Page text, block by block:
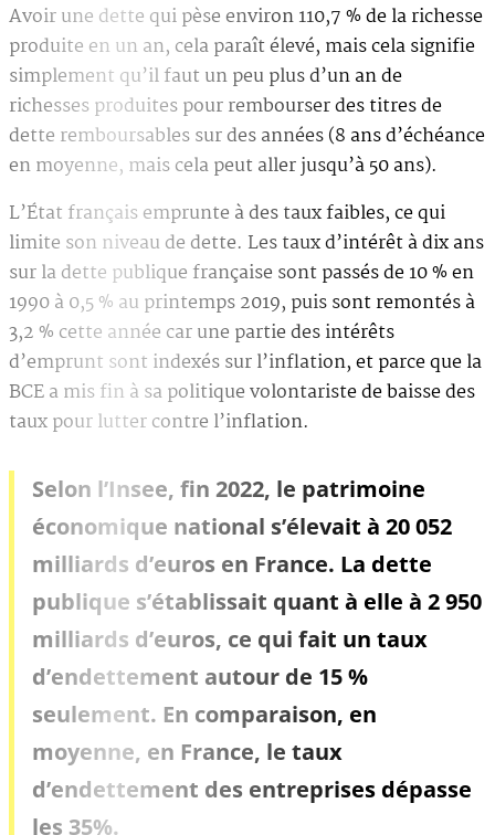
Avoir une dette qui pèse environ 110,7 % de la richesse
produite en un an, cela paraît élevé, mais cela signifie
simplement qu’il faut un peu plus d’un an de
richesses produites pour rembourser des titres de
dette remboursables sur des années (8 ans d’échéance
en moyenne, mais cela peut aller jusqu’à 50 ans).
L’État français emprunte à des taux faibles, ce qui
limite son niveau de dette. Les taux d’intérêt à dix ans
sur la dette publique française sont passés de 10 % en
1990 à 0,5 % au printemps 2019, puis sont remontés à
3,2 % cette année car une partie des intérêts
d’emprunt sont indexés sur l’inflation, et parce que la
BCE a mis fin à sa politique volontariste de baisse des
taux pour lutter contre l’inflation.
Selon l’Insee, fin 2022, le patrimoine
économique national s’élevait à 20 052
milliards d’euros en France. La dette
publique s’établissait quant à elle à 2 950
milliards d’euros, ce qui fait un taux
d’endettement autour de 15 %
seulement. En comparaison, en
moyenne, en France, le taux
d’endettement des entreprises dépasse
les 35%.